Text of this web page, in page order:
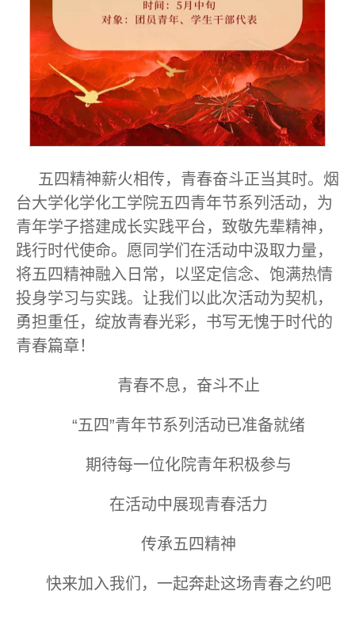
五四精神薪火相传，青春奋斗正当其时。烟
台大学化学化工学院五四青年节系列活动，为
青年学子搭建成长实践平台，致敬先辈精神，
践行时代使命。愿同学们在活动中汲取力量，
将五四精神融入日常，以坚定信念、饱满热情
投身学习与实践。让我们以此次活动为契机，
勇担重任，绽放青春光彩，书写无愧于时代的
青春篇章！
青春不息，奋斗不止
“五四”青年节系列活动已准备就绪
期待每一位化院青年积极参与
在活动中展现青春活力
传承五四精神
快来加入我们，一起奔赴这场青春之约吧